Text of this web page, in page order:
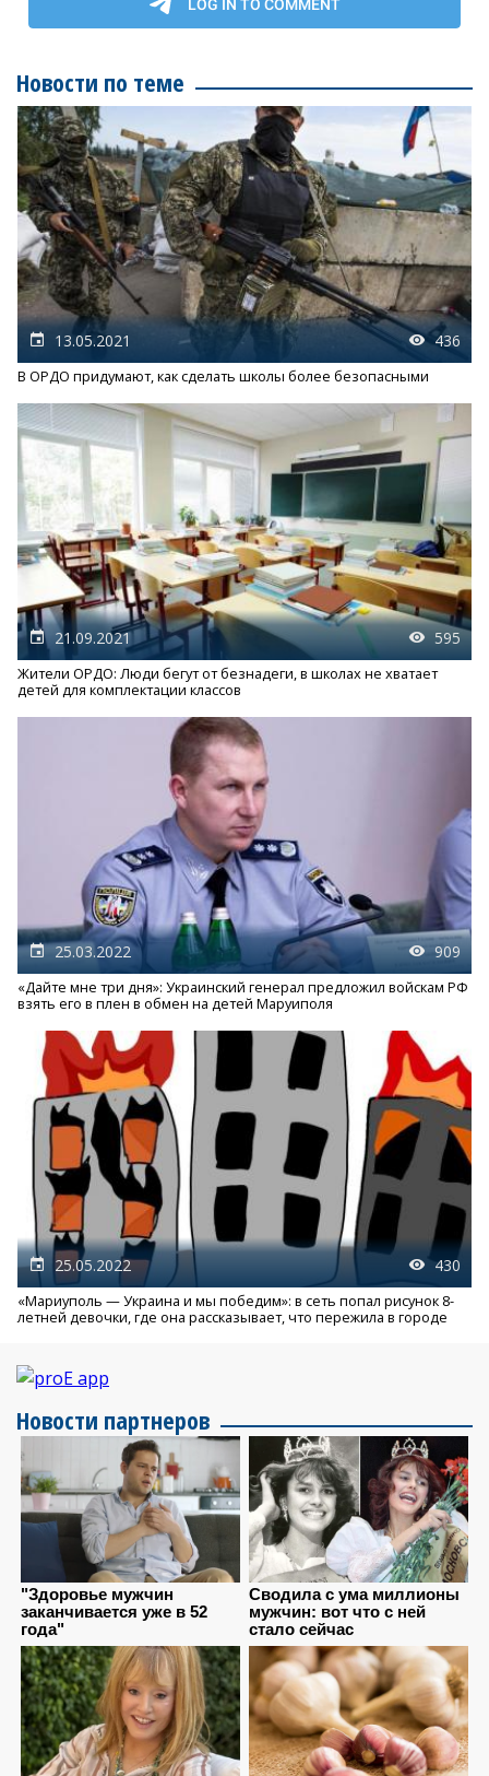
Новости по теме
13.05.2021 436
В ОРДО придумают, как сделать школы более безопасными
21.09.2021 595
Жители ОРДО: Люди бегут от безнадеги, в школах не хватает
детей для комплектации классов
25.03.2022 909
«Дайте мне три дня»: Украинский генерал предложил войскам РФ
взять его в плен в обмен на детей Маруиполя
25.05.2022 430
«Мариуполь — Украина и мы победим»: в сеть попал рисунок 8-
летней девочки, где она рассказывает, что пережила в городе
Новости партнеров